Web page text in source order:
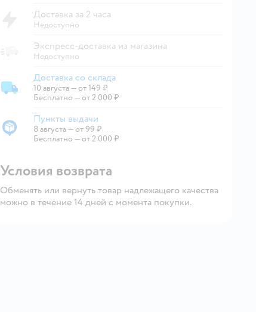
Доставка за 2 часа
Недоступно
Экспресс-доставка из магазина
Недоступно
Доставка со склада
Доставка со склада
10 августа—от 149 ₽
Бесплатно — от 2 000 ₽
Пункты выдачи
Пункты выдачи
8 августа—от 99 ₽
Бесплатно — от 2 000 ₽
Условия возврата
Обменять или вернуть товар надлежащего качества
можно в течение 14 дней с момента покупки.